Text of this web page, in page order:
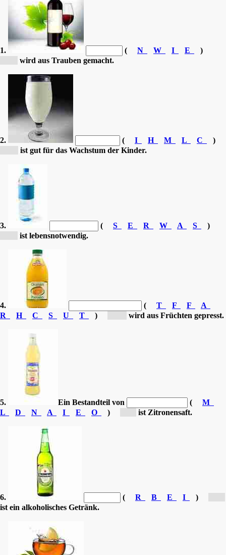
1. ( N W I E
)
wird aus Trauben gemacht.
2. ( I H M L C
)
ist gut für das Wachstum der Kinder.
3. ( S E R W A S
)
ist lebensnotwendig.
4. ( T F F
A
R
H C S U T ) wird aus Früchten gepresst.
5. Ein Bestandteil von (
M
L
D N A I E O ) ist Zitronensaft.
6. ( R B E I )
ist ein alkoholisches Getränk.